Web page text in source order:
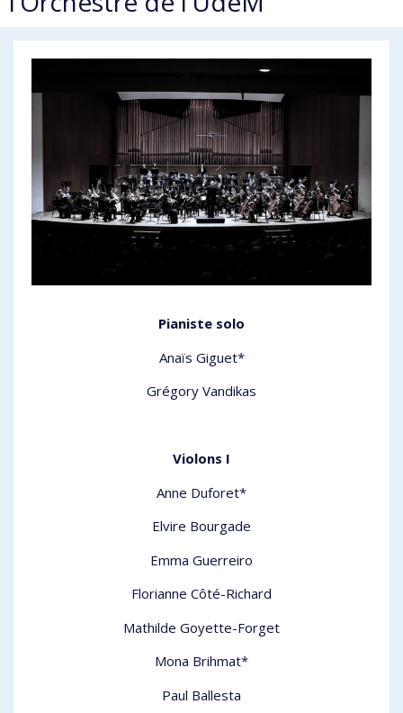
Pianiste solo
Anaïs Giguet*
Grégory Vandikas
Violons I
Anne Duforet*
Elvire Bourgade
Emma Guerreiro
Florianne Côté-Richard
Mathilde Goyette-Forget
Mona Brihmat*
Paul Ballesta